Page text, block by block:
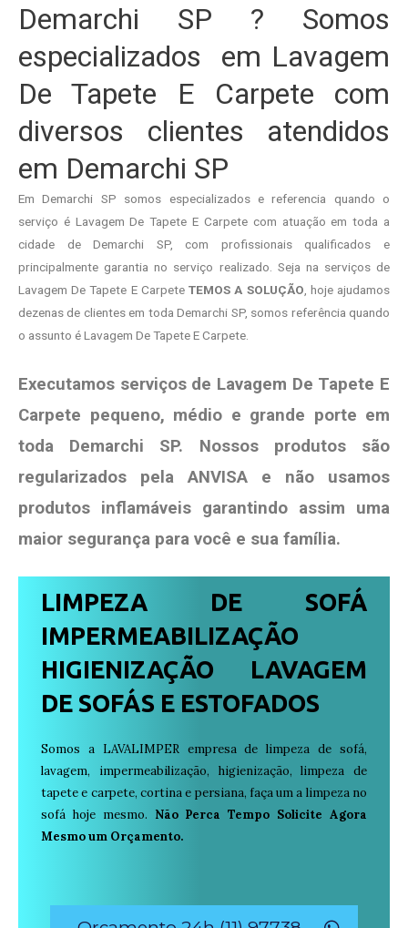
Demarchi SP ? Somos
especializados em Lavagem
De Tapete E Carpete com
diversos clientes atendidos
em Demarchi SP
Em Demarchi SP somos especializados e referencia quando o
serviço é Lavagem De Tapete E Carpete com atuação em toda a
cidade de Demarchi SP, com profissionais qualificados e
principalmente garantia no serviço realizado. Seja na serviços de
Lavagem De Tapete E CarpeteTEMOS A SOLUÇÃO , hoje ajudamos
dezenas de clientes em toda Demarchi SP, somos referência quando
o assunto é Lavagem De Tapete E Carpete.
Executamos serviços de Lavagem De Tapete E
Carpete pequeno, médio e grande porte em
toda Demarchi SP. Nossos produtos são
regularizados pela ANVISA e não usamos
produtos inflamáveis garantindo assim uma
maior segurança para você e sua família.
LIMPEZA DE SOFÁ
IMPERMEABILIZAÇÃO
HIGIENIZAÇÃO LAVAGEM
DE SOFÁS E ESTOFADOS
Somos a LAVALIMPER empresa de limpeza de sofá,
lavagem, impermeabilização, higienização, limpeza de
tapete e carpete, cortina e persiana, faça um a limpeza no
sofá hoje mesmo. Não Perca Tempo Solicite Agora
Mesmo um Orçamento.